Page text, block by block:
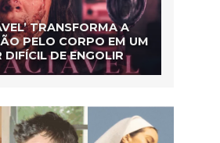
TRANSFORMA A
PELO CORPO EM UM
DIFÍCIL DE ENGOLIR